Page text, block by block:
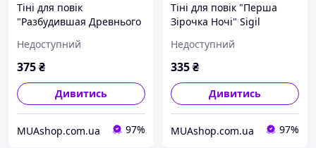
Тіні для повік
"Разбудившая Древнього
Tammy Tanuka, 1 мл
Недоступний
375₴
Дивитись
MUAshop.com.ua 97%
Тіні для повік "Перша
Зірочка Ночі" Sigil
мл
Недоступний
335₴
Дивитись
MUAshop.com.ua 97%